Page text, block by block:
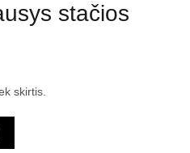
stačios
skirtis.
ausys stačios